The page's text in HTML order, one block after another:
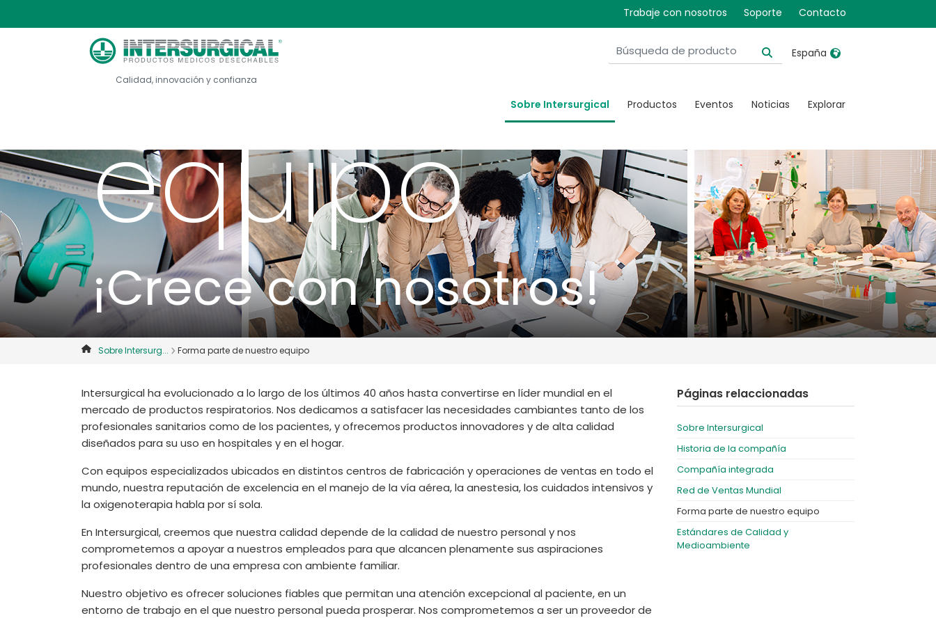
Trabaje con nosotros Soporte Contacto
Calidad, innovación y confianza
España
België, Nederlands
Belgique, Français
Canada, English
Canada, Français
China
Colombia
Denmark
Deutschland
Lietuva
Malaysia
Mexico
Nederlands
Norway
Portugal
Russia
Sweden
International English
Sobre Intersurgical Productos Eventos Noticias Explorar
de nuestro
equipo
¡Crece con nosotros!
Sobre Intersurg... Forma parte de nuestro equipo
Intersurgical ha evolucionado a lo largo de los últimos 40 años hasta convertirse en líder mundial en el
mercado de productos respiratorios. Nos dedicamos a satisfacer las necesidades cambiantes tanto de los
profesionales sanitarios como de los pacientes, y ofrecemos productos innovadores y de alta calidad
diseñados para su uso en hospitales y en el hogar.
Con equipos especializados ubicados en distintos centros de fabricación y operaciones de ventas en todo el
mundo, nuestra reputación de excelencia en el manejo de la vía aérea, la anestesia, los cuidados intensivos y
la oxigenoterapia habla por sí sola.
En Intersurgical, creemos que nuestra calidad depende de la calidad de nuestro personal y nos
comprometemos a apoyar a nuestros empleados para que alcancen plenamente sus aspiraciones
profesionales dentro de una empresa con ambiente familiar.
Nuestro objetivo es ofrecer soluciones fiables que permitan una atención excepcional al paciente, en un
entorno de trabajo en el que nuestro personal pueda prosperar. Nos comprometemos a ser un proveedor de
Páginas relaccionadas
Sobre Intersurgical
Historia de la compañía
Compañía integrada
Red de Ventas Mundial
Forma parte de nuestro equipo
Estándares de Calidad y
Medioambiente